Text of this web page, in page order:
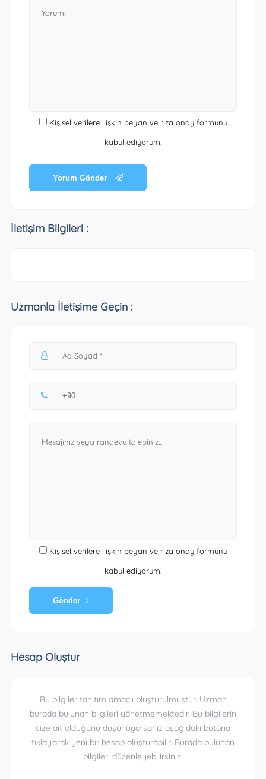
Kişisel verilere ilişkin beyan ve rıza onay formunu
kabul ediyorum.
Yorum Gönder
İletişim Bilgileri :
Uzmanla İletişime Geçin :
Kişisel verilere ilişkin beyan ve rıza onay formunu
kabul ediyorum.
Gönder
Hesap Oluştur
Bu bilgiler tanıtım amaçlı oluşturulmuştur. Uzman
burada bulunan bilgileri yönetmemektedir. Bu bilgilerin
size ait olduğunu düşünüyorsanız aşağıdaki butona
tıklayarak yeni bir hesap oluşturabilir. Burada bulunan
bilgileri düzenleyebilirsiniz.